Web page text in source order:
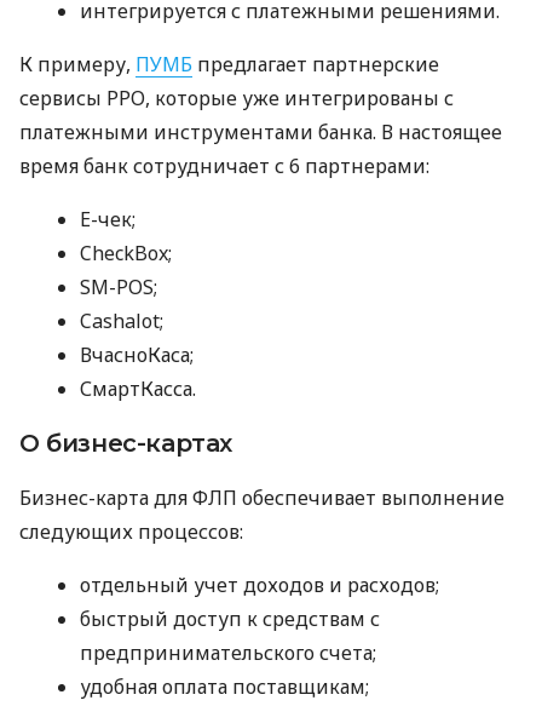
интегрируется с платежными решениями.
К примеру, ПУМБ предлагает партнерские
сервисы РРО, которые уже интегрированы с
платежными инструментами банка. В настоящее
время банк сотрудничает с 6 партнерами:
E-чек;
CheckBox;
SM-POS;
Cashalot;
ВчасноКаса;
СмартКасса.
О бизнес-картах
Бизнес-карта для ФЛП обеспечивает выполнение
следующих процессов:
отдельный учет доходов и расходов;
быстрый доступ к средствам с
предпринимательского счета;
удобная оплата поставщикам;